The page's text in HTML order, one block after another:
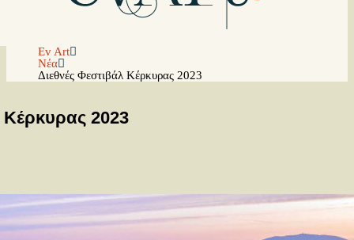
Ev Art
Νέα
Διεθνές Φεστιβάλ Κέρκυρας 2023
Κέρκυρας 2023